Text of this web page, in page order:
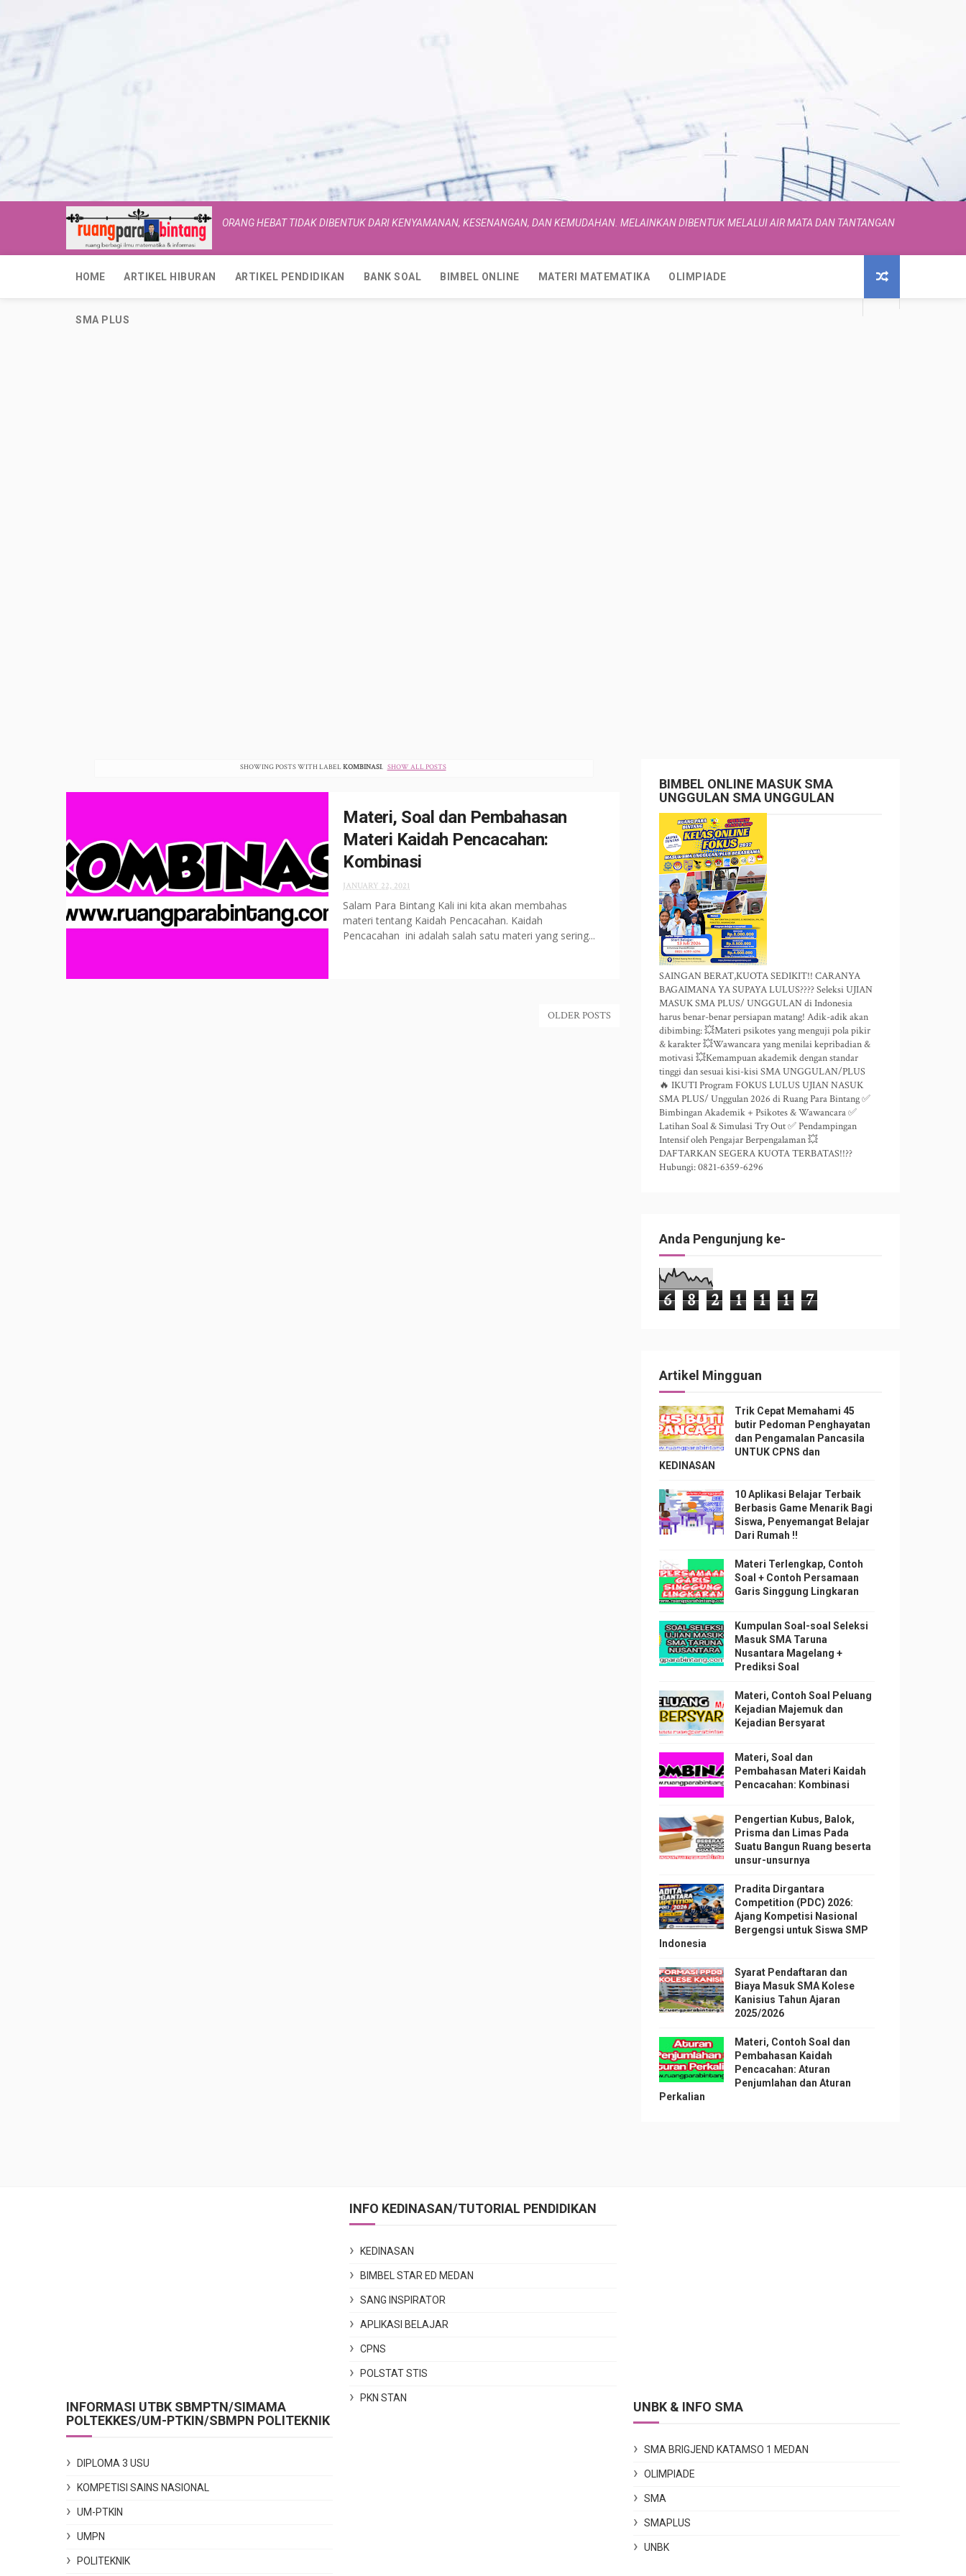
ORANG HEBAT TIDAK DIBENTUK DARI KENYAMANAN, KESENANGAN, DAN KEMUDAHAN. MELAINKAN DIBENTUK MELALUI AIR MATA DAN TANTANGAN
HOME ARTIKEL HIBURAN ARTIKEL PENDIDIKAN BANK SOAL BIMBEL ONLINE MATERI MATEMATIKA OLIMPIADE
SMA PLUS
SHOWING POSTS WITH LABELKOMBINASI. SHOW ALL POSTS
Materi, Soal dan Pembahasan
Materi Kaidah Pencacahan:
Kombinasi
JANUARY 22, 2021
Salam Para Bintang Kali ini kita akan membahas
materi tentang Kaidah Pencacahan. Kaidah
Pencacahan ini adalah salah satu materi yang sering...
OLDER POSTS
BIMBEL ONLINE MASUK SMA
UNGGULAN SMA UNGGULAN
SAINGAN BERAT,KUOTA SEDIKIT!! CARANYA
BAGAIMANA YA SUPAYA LULUS???? Seleksi UJIAN
MASUK SMA PLUS/ UNGGULAN di Indonesia
harus benar-benar persiapan matang! Adik-adik akan
dibimbing: 💥Materi psikotes yang menguji pola pikir
& karakter 💥Wawancara yang menilai kepribadian &
motivasi 💥Kemampuan akademik dengan standar
tinggi dan sesuai kisi-kisi SMA UNGGULAN/PLUS
🔥 IKUTI Program FOKUS LULUS UJIAN NASUK
SMA PLUS/ Unggulan 2026 di Ruang Para Bintang ✅
Bimbingan Akademik + Psikotes & Wawancara ✅
Latihan Soal & Simulasi Try Out ✅ Pendampingan
Intensif oleh Pengajar Berpengalaman 💥
DAFTARKAN SEGERA KUOTA TERBATAS!!??
Hubungi: 0821-6359-6296
Anda Pengunjung ke-
6 8 2 1 1 1 7
Artikel Mingguan
Trik Cepat Memahami 45
butir Pedoman Penghayatan
dan Pengamalan Pancasila
UNTUK CPNS dan
KEDINASAN
10 Aplikasi Belajar Terbaik
Berbasis Game Menarik Bagi
Siswa, Penyemangat Belajar
Dari Rumah !!
Materi Terlengkap, Contoh
Soal + Contoh Persamaan
Garis Singgung Lingkaran
Kumpulan Soal-soal Seleksi
Masuk SMA Taruna
Nusantara Magelang +
Prediksi Soal
Materi, Contoh Soal Peluang
Kejadian Majemuk dan
Kejadian Bersyarat
Materi, Soal dan
Pembahasan Materi Kaidah
Pencacahan: Kombinasi
Pengertian Kubus, Balok,
Prisma dan Limas Pada
Suatu Bangun Ruang beserta
unsur-unsurnya
Pradita Dirgantara
Competition (PDC) 2026:
Ajang Kompetisi Nasional
Bergengsi untuk Siswa SMP
Indonesia
Syarat Pendaftaran dan
Biaya Masuk SMA Kolese
Kanisius Tahun Ajaran
2025/2026
Materi, Contoh Soal dan
Pembahasan Kaidah
Pencacahan: Aturan
Penjumlahan dan Aturan
Perkalian
INFORMASI UTBK SBMPTN/SIMAMA
POLTEKKES/UM-PTKIN/SBMPN POLITEKNIK
DIPLOMA 3 USU
KOMPETISI SAINS NASIONAL
UM-PTKIN
UMPN
POLITEKNIK
INFO KEDINASAN/TUTORIAL PENDIDIKAN
KEDINASAN
BIMBEL STAR ED MEDAN
SANG INSPIRATOR
APLIKASI BELAJAR
CPNS
POLSTAT STIS
PKN STAN
UNBK & INFO SMA
SMA BRIGJEND KATAMSO 1 MEDAN
OLIMPIADE
SMA
SMAPLUS
UNBK